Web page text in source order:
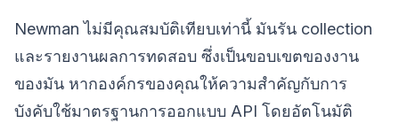
Newman ไม่มีคุณสมบัติเทียบเท่านี้ มันรัน collection
และรายงานผลการทดสอบ ซึ่งเป็นขอบเขตของงาน
ของมัน หากองค์กรของคุณให้ความสำคัญกับการ
บังคับใช้มาตรฐานการออกแบบ API โดยอัตโนมัติ